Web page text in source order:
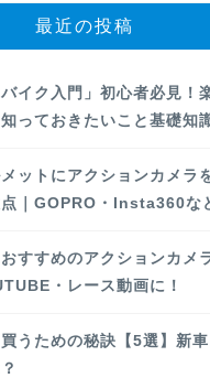
最近の投稿
バイク入門」初心者必見！
っておきたいこと基礎知
ットにアクションカメラ
｜GOPRO・Insta360な
すすめのアクションカメ
・レース動画に！
うための秘訣【5選】新